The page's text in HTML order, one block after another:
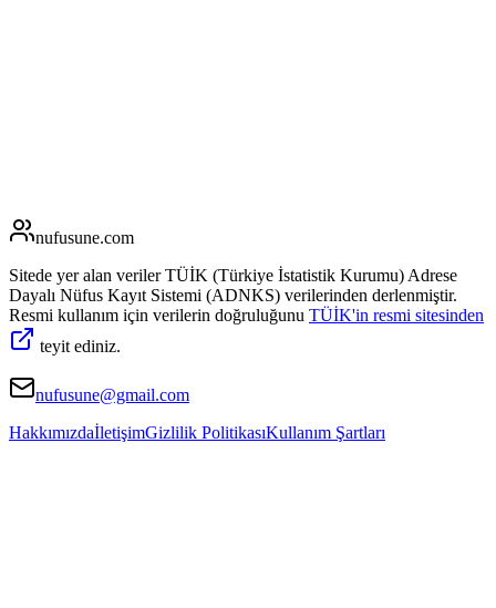
nufusune.com
Sitede yer alan veriler TÜİK (Türkiye İstatistik Kurumu) Adrese
Dayalı Nüfus Kayıt Sistemi (ADNKS) verilerinden derlenmiştir.
Resmi kullanım için verilerin doğruluğunu TÜİK'in resmi sitesinden
teyit ediniz.
nufusune@gmail.com
HakkımızdaİletişimGizlilik PolitikasıKullanım Şartları